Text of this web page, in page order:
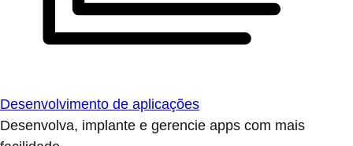
Desenvolvimento de aplicações
Desenvolva, implante e gerencie apps com mais